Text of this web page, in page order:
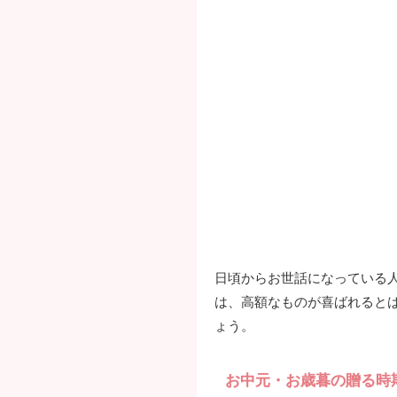
日頃からお世話になっている
は、高額なものが喜ばれると
ょう。
お中元・お歳暮の贈る時